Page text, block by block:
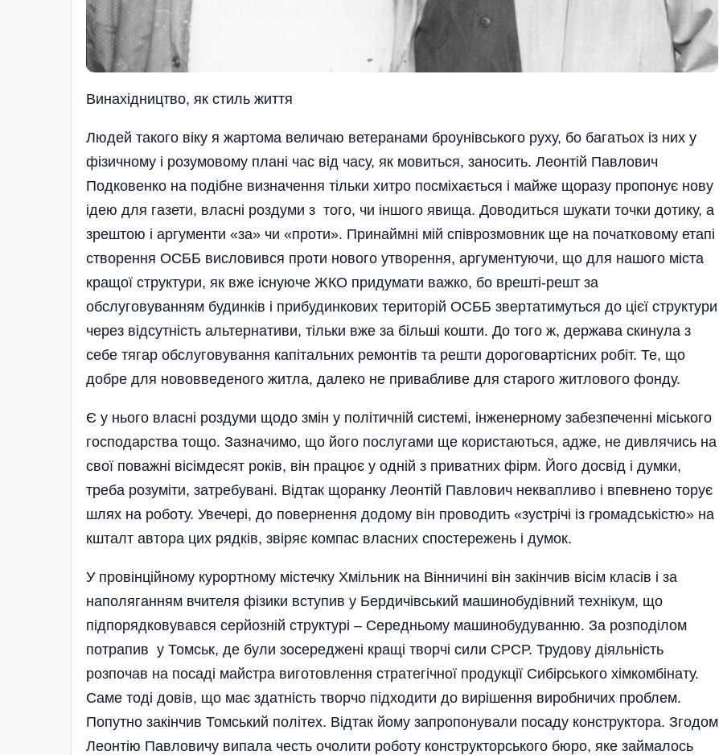
Винахідництво, як стиль життя
Людей такого віку я жартома величаю ветеранами броунівського руху, бо багатьох із них у
фізичному і розумовому плані час від часу, як мовиться, заносить. Леонтій Пав­лович
Подковенко на подібне визначення тільки хитро посміхається і майже щоразу пропонує нову
ідею для газети, власні роздуми з того, чи іншого явища. Доводиться шукати точки дотику, а
зрештою і аргументи «за» чи «проти». Принаймні мій співрозмовник ще на початковому етапі
створення ОСББ висловився проти нового утворення, аргументуючи, що для нашого міста
кращої структури, як вже існуюче ЖКО придумати важко, бо врешті-решт за
обслуговуванням будинків і прибудинкових територій ОСББ звертатимуться до цієї структури
через відсутність альтернативи, тільки вже за більші кошти. До того ж, держава скинула з
себе тягар обслуговування капітальних ремонтів та решти дороговартісних робіт. Те, що
добре для нововведеного житла, далеко не привабливе для старого житлового фонду.
Є у нього власні роздуми щодо змін у політичній системі, інженерному забезпеченні міського
господарства тощо. Зазначимо, що його послугами ще користаються, адже, не дивлячись на
свої поважні вісім­десят років, він працює у одній з приватних фірм. Його досвід і думки,
треба розуміти, затребувані. Відтак щоранку Леонтій Павлович неквапливо і впевнено торує
шлях на роботу. Увечері, до повернення додому він проводить «зустрічі із громадськістю» на
кшталт автора цих рядків, звіряє компас власних спостережень і думок.
У провінційному курортному містечку Хмільник на Вінничині він закінчив вісім класів і за
наполяганням вчителя фізики вступив у Бердичівський машинобудівний технікум, що
підпорядковувався серйозній структурі – Середньому машинобудуванню. За розподілом
потрапив у Томськ, де були зосереджені кращі творчі сили СРСР. Трудову діяльність
розпочав на посаді майстра виготовлення стратегічної продукції Сибірського хім­комбінату.
Саме тоді довів, що має здатність творчо підходити до вирі­шення виробничих проблем.
Попутно закінчив Томський політех. Відтак йому запропонували посаду конструктора. Згодом
Леонтію Павловичу випала честь очолити роботу конструкторського бюро, яке займалось